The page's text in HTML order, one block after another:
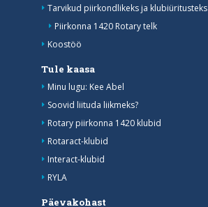
Tarvikud piirkondlikeks ja klubiüritusteks
Piirkonna 1420 Rotary telk
Koostöö
Tule kaasa
Minu lugu: Kee Abel
Soovid liituda liikmeks?
Rotary piirkonna 1420 klubid
Rotaract-klubid
Interact-klubid
RYLA
Päevakohast